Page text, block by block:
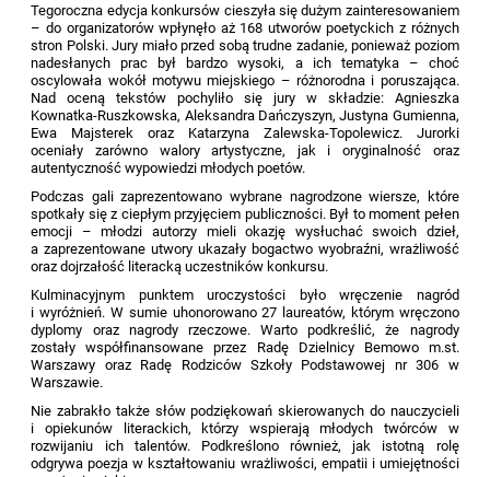
Tegoroczna edycja konkursów cieszyła się dużym zainteresowaniem
– do organizatorów wpłynęło aż 168 utworów poetyckich z różnych
stron Polski. Jury miało przed sobą trudne zadanie, ponieważ poziom
nadesłanych prac był bardzo wysoki, a ich tematyka – choć
oscylowała wokół motywu miejskiego – różnorodna i poruszająca.
Nad oceną tekstów pochyliło się jury w składzie: Agnieszka
Kownatka-Ruszkowska, Aleksandra Dańczyszyn, Justyna Gumienna,
Ewa Majsterek oraz Katarzyna Zalewska-Topolewicz. Jurorki
oceniały zarówno walory artystyczne, jak i oryginalność oraz
autentyczność wypowiedzi młodych poetów.
Podczas gali zaprezentowano wybrane nagrodzone wiersze, które
spotkały się z ciepłym przyjęciem publiczności. Był to moment pełen
emocji – młodzi autorzy mieli okazję wysłuchać swoich dzieł,
a zaprezentowane utwory ukazały bogactwo wyobraźni, wrażliwość
oraz dojrzałość literacką uczestników konkursu.
Kulminacyjnym punktem uroczystości było wręczenie nagród
i wyróżnień. W sumie uhonorowano 27 laureatów, którym wręczono
dyplomy oraz nagrody rzeczowe. Warto podkreślić, że nagrody
zostały współfinansowane przez Radę Dzielnicy Bemowo m.st.
Warszawy oraz Radę Rodziców Szkoły Podstawowej nr 306 w
Warszawie.
Nie zabrakło także słów podziękowań skierowanych do nauczycieli
i opiekunów literackich, którzy wspierają młodych twórców w
rozwijaniu ich talentów. Podkreślono również, jak istotną rolę
odgrywa poezja w kształtowaniu wrażliwości, empatii i umiejętności